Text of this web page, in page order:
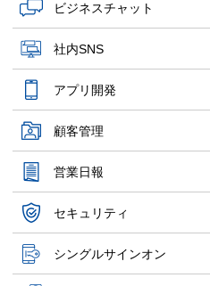
ビジネスチャット
社内SNS
アプリ開発
顧客管理
営業日報
セキュリティ
シングルサインオン